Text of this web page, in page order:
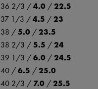
36 2/3 /4.0 /22.5
37 1/3 /4.5 /23
38 / 5.0 /23.5
38 2/3 / 5.5 /24
39 1/3 /6.0 /24.5
40 /6.5 /25.0
40 2/3 / 7.0 /25.5